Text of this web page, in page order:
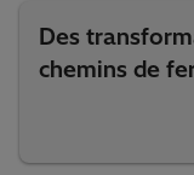
Des
chemins de